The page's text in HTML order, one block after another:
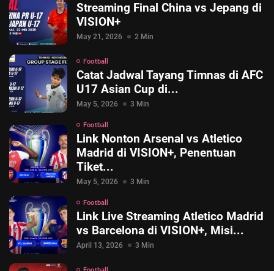
© 2026 Vision+. All rights reserved.
Streaming Final China vs Jepang di
VISION+
May 21, 2026 2 Min
Football
Catat Jadwal Tayang Timnas di AFC
U17 Asian Cup di...
May 5, 2026 3 Min
Football
Link Nonton Arsenal vs Atletico
Madrid di VISION+, Penentuan
Tiket...
May 5, 2026 3 Min
Football
Link Live Streaming Atletico Madrid
vs Barcelona di VISION+, Misi...
April 13, 2026 3 Min